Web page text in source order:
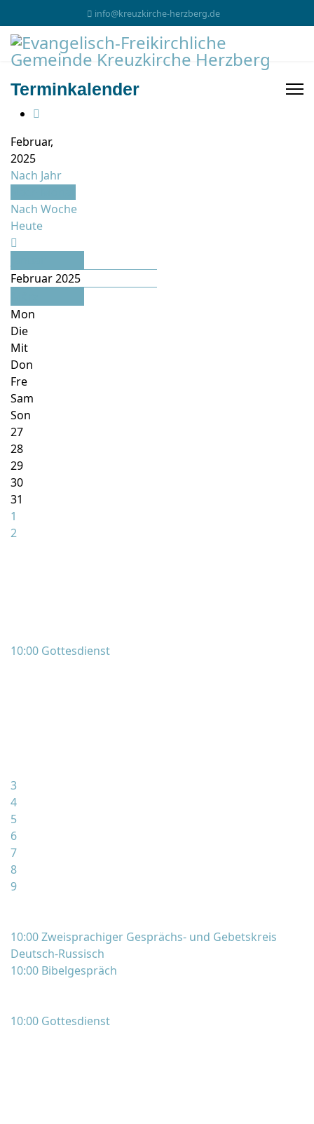
info@kreuzkirche-herzberg.de
Terminkalender
Februar,
2025
Nach Jahr
Nach Woche
Heute
Februar 2025
Mon
Die
Mit
Don
Fre
Sam
Son
27
28
29
30
31
1
2
10:00 Gottesdienst
3
4
5
6
7
8
9
10:00 Zweisprachiger Gesprächs- und Gebetskreis
Deutsch-Russisch
10:00 Bibelgespräch
10:00 Gottesdienst